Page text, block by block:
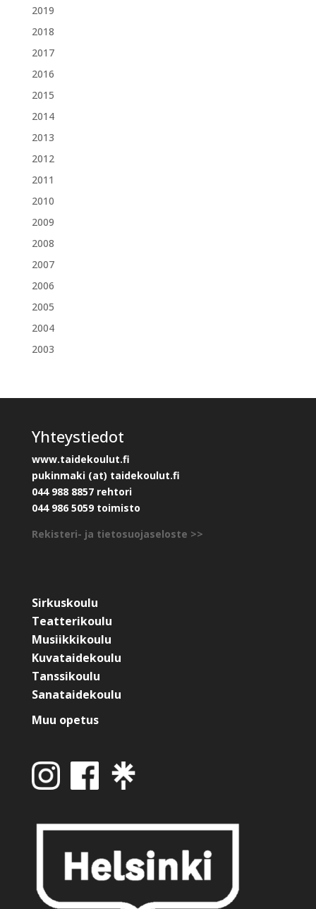
2019
2018
2017
2016
2015
2014
2013
2012
2011
2010
2009
2008
2007
2006
2005
2004
2003
Yhteystiedot
www.taidekoulut.fi
pukinmaki (at) taidekoulut.fi
044 988 8857 rehtori
044 986 5059 toimisto
Rekisteri- ja tietosuojaseloste >>
Sirkuskoulu
Teatterikoulu
Musiikkikoulu
Kuvataidekoulu
Tanssikoulu
Sanataidekoulu
Muu opetus